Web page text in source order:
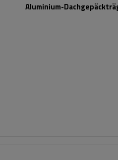
Aluminium-